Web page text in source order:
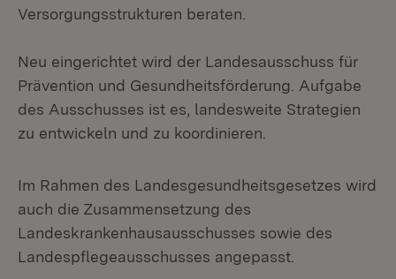
Versorgungsstrukturen beraten.
Neu eingerichtet wird der Landesausschuss für
Prävention und Gesundheitsförderung. Aufgabe
des Ausschusses ist es, landesweite Strategien
zu entwickeln und zu koordinieren.
Im Rahmen des Landesgesundheitsgesetzes wird
auch die Zusammensetzung des
Landeskrankenhausausschusses sowie des
Landespflegeausschusses angepasst.